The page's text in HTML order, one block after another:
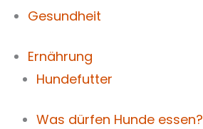
Gesundheit
Ernährung
Hundefutter
Was dürfen Hunde essen?